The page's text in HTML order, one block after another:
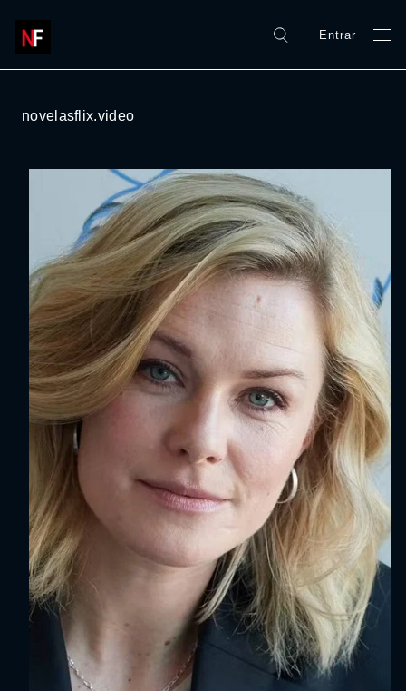
Entrar
novelasflix.video